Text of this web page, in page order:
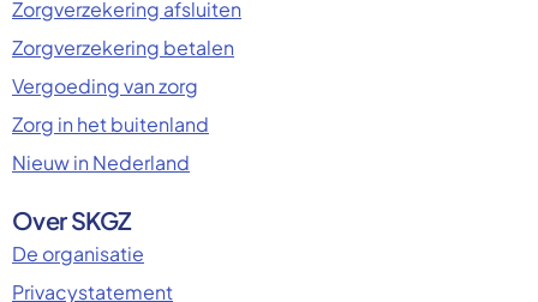
Zorgverzekering afsluiten
Zorgverzekering betalen
Vergoeding van zorg
Zorg in het buitenland
Nieuw in Nederland
Over SKGZ
De organisatie
Privacystatement